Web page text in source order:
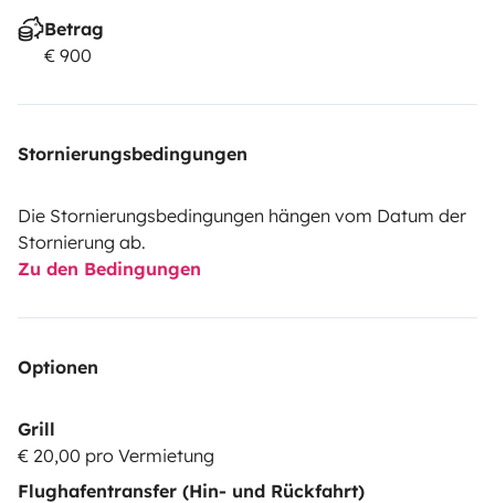
Betrag
€ 900
Stornierungsbedingungen
Die Stornierungsbedingungen hängen vom Datum der
Stornierung ab.
Zu den Bedingungen
Optionen
Grill
€ 20,00 pro Vermietung
Flughafentransfer (Hin- und Rückfahrt)